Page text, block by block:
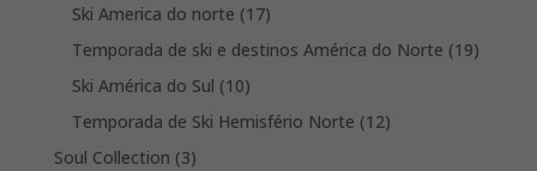
products
Ski America do norte 1717
products
Temporada de ski e destinos América do Norte 1919
Ski América do Sul 1010
products
Temporada de Ski Hemisfério Norte 1212
Soul Collection 33